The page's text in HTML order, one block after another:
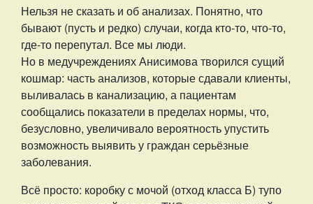
Нельзя не сказать и об анализах. Понятно, что
бывают (пусть и редко) случаи, когда кто-то, что-то,
где-то перепутал. Все мы люди.
Но в медучреждениях Анисимова творился сущий
кошмар: часть анализов, которые сдавали клиенты,
выливалась в канализацию, а пациентам
сообщались показатели в пределах нормы, что,
безусловно, увеличивало вероятность упустить
возможность выявить у граждан серьёзные
заболевания.
Всё просто: коробку с мочой (отход класса Б) тупо